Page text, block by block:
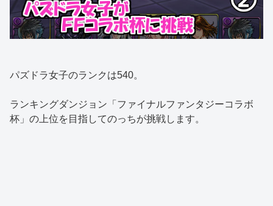
パズドラ女子のランクは540。
ランキングダンジョン「ファイナルファンタジーコラボ
杯」の上位を目指してのっちが挑戦します。